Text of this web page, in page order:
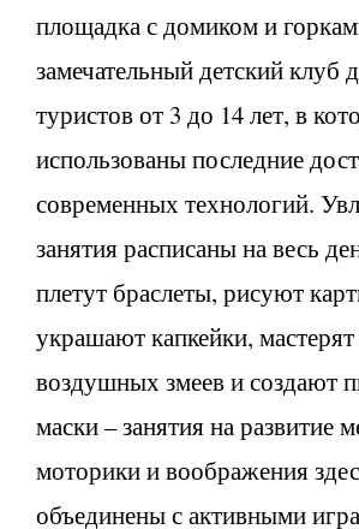
площадка с домиком и
замечательный детский клуб
туристов от 3 до 14 лет, в
использованы последние
современных технологий.
занятия расписаны на весь
плетут браслеты, рисуют
украшают капкейки,
воздушных змеев и создают
маски – занятия на развитие
моторики и воображения
объединены с активными